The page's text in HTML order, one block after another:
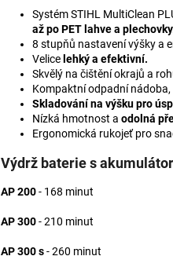
Systém STIHL MultiClean
až po PET lahve a
8 stupňů nastavení výšky a
Velice lehký a efektivní.
Skvělý na čištění okrajů a
Kompaktní odpadní
Skladování na výšku pro
Nízká hmotnost a odolná
Ergonomická rukojeť pro
Výdrž baterie s
AP 200- 168 minut
AP 300- 210 minut
AP 300 s- 260 minut